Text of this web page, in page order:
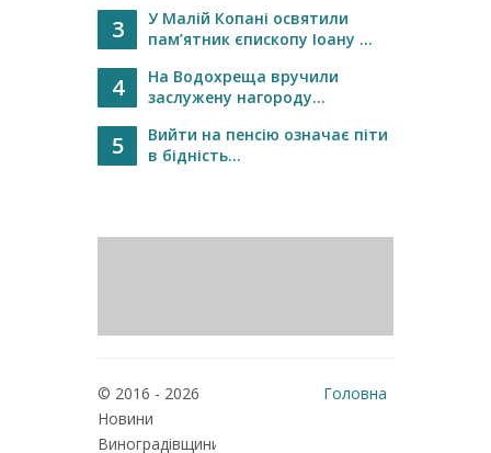
3
У Малій Копані освятили
пам’ятник єпископу Іоану ...
4
На Водохреща вручили
заслужену нагороду...
5
Вийти на пенсію означає піти
в бідність...
© 2016 - 2026
Новини
Виноградівщини
Головна